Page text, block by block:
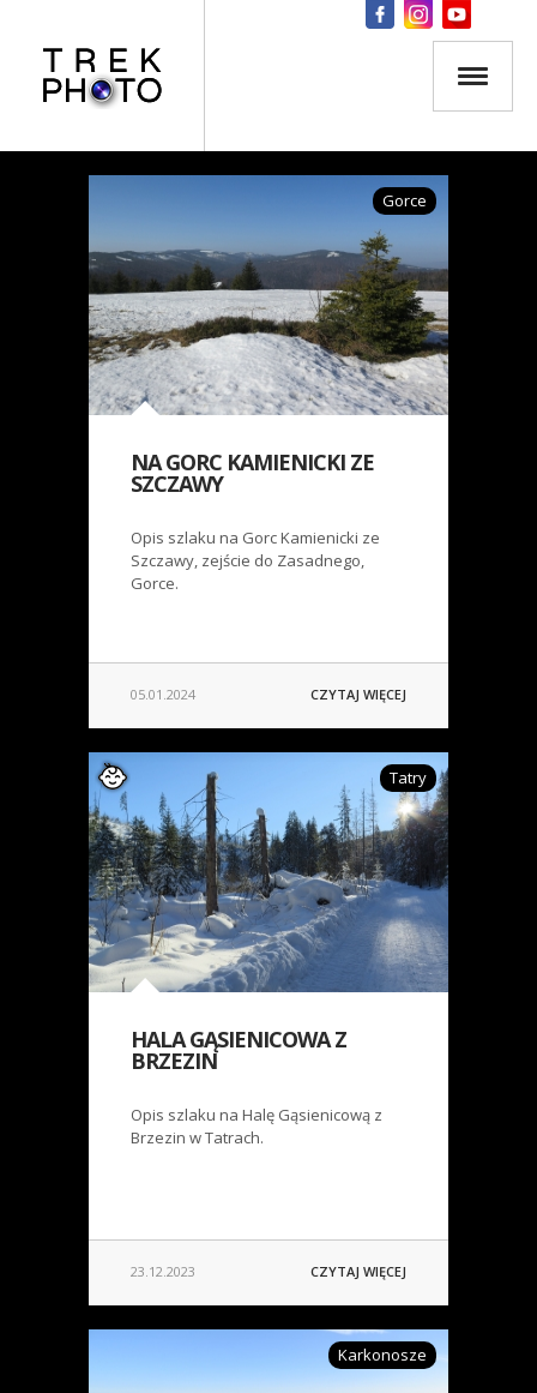
Gorce
NA GORC KAMIENICKI ZE
SZCZAWY
Opis szlaku na Gorc Kamienicki ze
Szczawy, zejście do Zasadnego,
Gorce.
05.01.2024 CZYTAJ WIĘCEJ
Tatry
HALA GĄSIENICOWA Z
BRZEZIN
Opis szlaku na Halę Gąsienicową z
Brzezin w Tatrach.
23.12.2023 CZYTAJ WIĘCEJ
Karkonosze